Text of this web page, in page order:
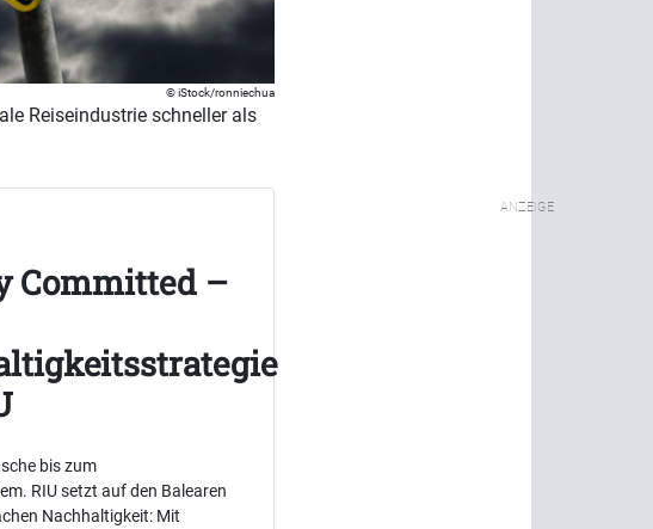
iStock/ronniechua
Reiseindustrie schneller als
ANZEIGE
Committed –
bis zum
RIU setzt auf den Balearen
Nachhaltigkeit: Mit